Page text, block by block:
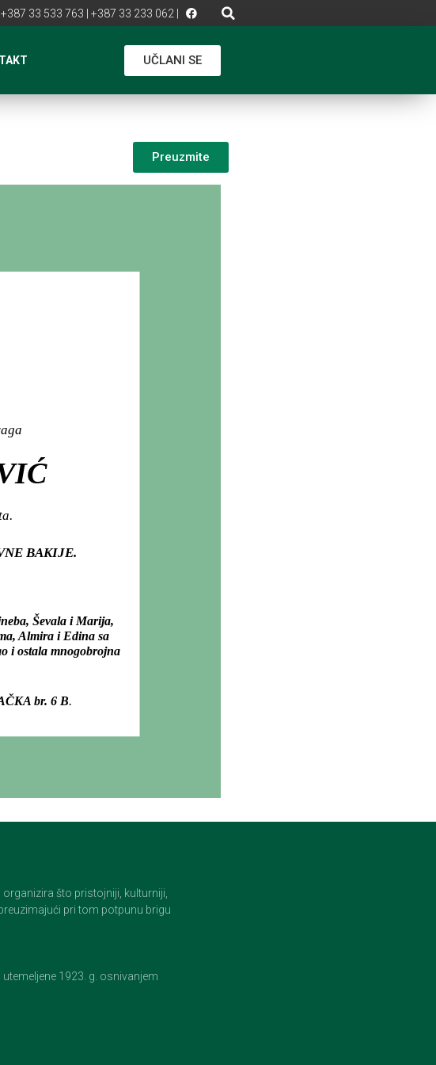
33 533 763 | +387 33 233 062 |
UČLANI SE
Preuzmite
BAKIJE.
Ševala i Marija,
Almira i Edina sa
i ostala mnogobrojna
br. 6 B.
što pristojniji, kulturniji,
pri tom potpunu brigu
1923. g. osnivanjem